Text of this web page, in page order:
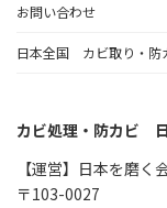
お問い合わせ
日本全国 カビ取り・
カビ処理・防カビ
【運営】日本を磨く
〒103-0027